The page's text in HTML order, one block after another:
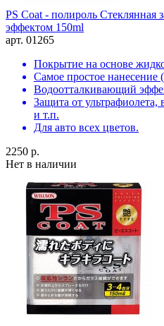
PS Coat - полироль
эффектом 150ml
арт. 01265
Покрытие на основе
Самое простое нанесение
Водоотталкивающий
Защита от ультрафиолета,
и т.п.
Для авто всех цветов.
2250 р.
Нет в наличии